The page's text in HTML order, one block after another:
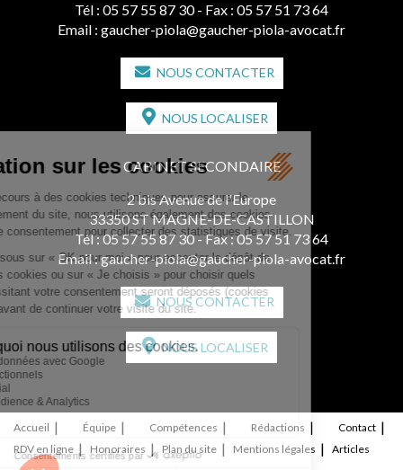
Tél : 05 57 55 87 30 - Fax : 05 57 51 73 64
Email : gaucher-piola@gaucher-piola-avocat.fr
NOUS CONTACTER
NOUS LOCALISER
CABINET SECONDAIRE
2 bis Avenue de l'Europe
33350 ST MAGNE-DE-CASTILLON
Tél :05 57 55 87 30- Fax : 05 57 51 73 64
Email :gaucher-piola@gaucher-piola-avocat.fr
NOUS CONTACTER
NOUS LOCALISER
Accueil Équipe Compétences Rédactions
Contact
RDV en ligne
Honoraires Plan du site Mentions légales Articles